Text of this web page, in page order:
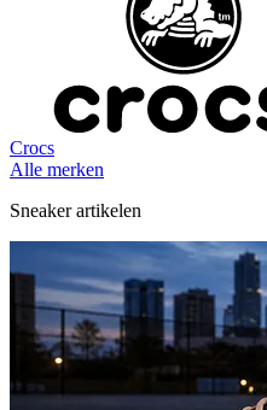
Crocs
Alle merken
Sneaker artikelen